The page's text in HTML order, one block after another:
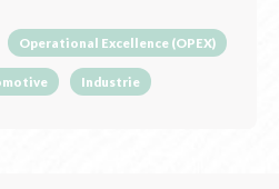
Operational Excellence (OPEX)
Industrie